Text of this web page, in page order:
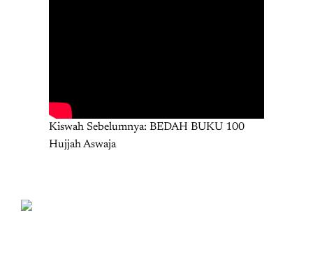
Kiswah Sebelumnya: BEDAH BUKU 100
Hujjah Aswaja